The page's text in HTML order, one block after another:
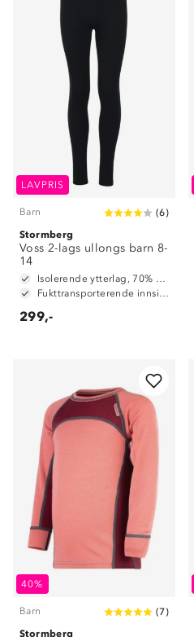
LAVPRIS
Barn (6)
Stormberg
Voss 2-lags ullongs barn 8-
14
Isolerende ytterlag, 70% merinoull / 30% polyester
Fukttransporterende innside, 100% polyester
299,-
40%
Barn (7)
Stormberg